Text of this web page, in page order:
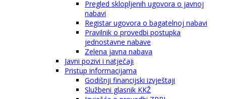
Pregled sklopljenih ugovora o javnoj
nabavi
Registar ugovora o bagatelnoj nabavi
Pravilnik o provedbi postupka
jednostavne nabave
Zelena javna nabava
Javni pozivi i natječaji
Pristup informacijama
Godišnji financijski izvještaji
Službeni glasnik KKŽ